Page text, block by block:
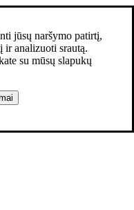
jūsų naršymo patirtį,
ir analizuoti srautą.
su mūsų slapukų